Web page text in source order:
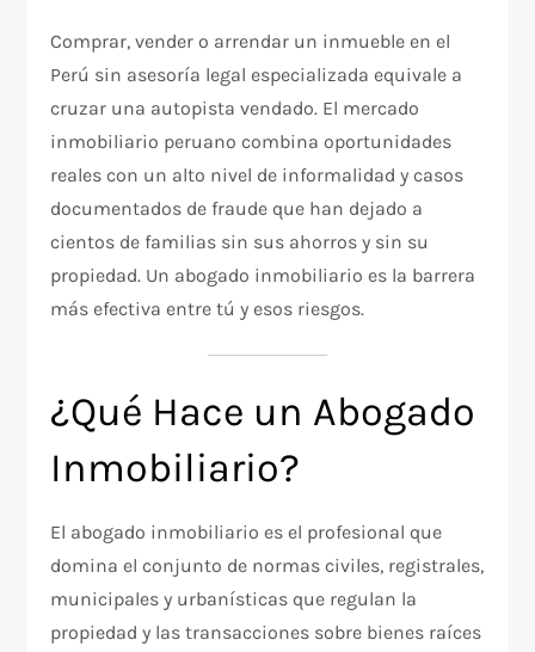
Comprar, vender o arrendar un inmueble en el
Perú sin asesoría legal especializada equivale a
cruzar una autopista vendado. El mercado
inmobiliario peruano combina oportunidades
reales con un alto nivel de informalidad y casos
documentados de fraude que han dejado a
cientos de familias sin sus ahorros y sin su
propiedad. Un abogado inmobiliario es la barrera
más efectiva entre tú y esos riesgos.
¿Qué Hace un Abogado
Inmobiliario?
El abogado inmobiliario es el profesional que
domina el conjunto de normas civiles, registrales,
municipales y urbanísticas que regulan la
propiedad y las transacciones sobre bienes raíces